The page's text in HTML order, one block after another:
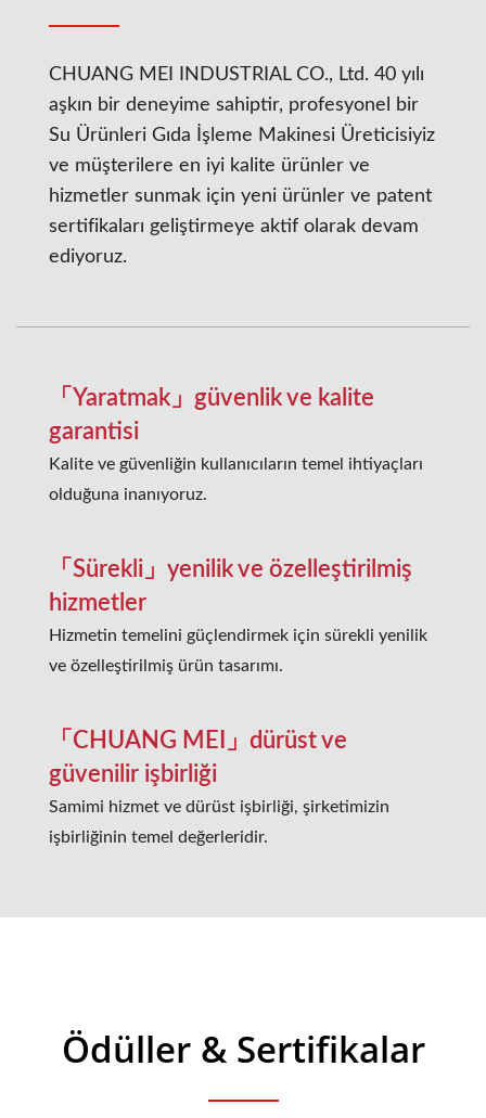
CHUANG MEI INDUSTRIAL CO., Ltd. 40 yılı
aşkın bir deneyime sahiptir, profesyonel bir
Su Ürünleri Gıda İşleme Makinesi Üreticisiyiz
ve müşterilere en iyi kalite ürünler ve
hizmetler sunmak için yeni ürünler ve patent
sertifikaları geliştirmeye aktif olarak devam
ediyoruz.
「Yaratmak」güvenlik ve kalite
garantisi
Kalite ve güvenliğin kullanıcıların temel ihtiyaçları
olduğuna inanıyoruz.
「Sürekli」yenilik ve özelleştirilmiş
hizmetler
Hizmetin temelini güçlendirmek için sürekli yenilik
ve özelleştirilmiş ürün tasarımı.
「CHUANG MEI」dürüst ve
güvenilir işbirliği
Samimi hizmet ve dürüst işbirliği, şirketimizin
işbirliğinin temel değerleridir.
Ödüller & Sertifikalar